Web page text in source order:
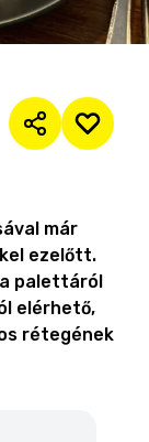
már
ezelőtt.
palettáról
elérhető,
rétegének